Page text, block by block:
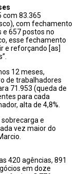
com 83.365
com fechamento
e 657 postos no
esse fechamento
e reforçando [as]
12 meses,
de trabalhadores
71.953 (queda de
para cada
alta de 4,8%.
e
vez maior do
420 agências, 891
em doze